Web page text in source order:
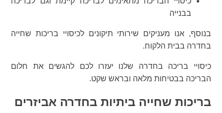
בבנייה
בנוסף, אנו מעניקים שירותי תיקונים לכיסויי בריכות שחייה
בחדרה בבית הלקוח.
כיסויי בריכה בחדרה שלנו יעזרו לכם להגשים את חלום
הבריכה בבטיחות מלאה ובראש שקט.
בריכות שחייה ביתיות בחדרה אביזרים